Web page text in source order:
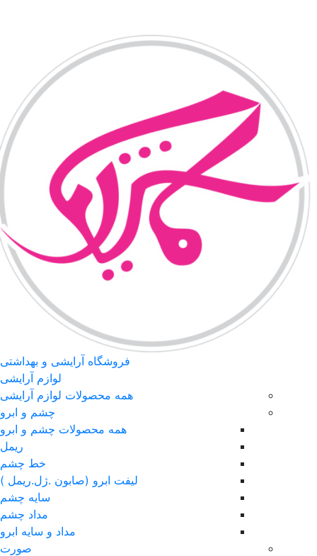
فروشگاه آرایشی و بهداشتی
لوازم آرایشی
همه محصولات لوازم آرایشی
چشم و ابرو
همه محصولات چشم و ابرو
ریمل
خط چشم
لیفت ابرو (صابون .ژل.ریمل )
سایه چشم
مداد چشم
مداد و سایه ابرو
صورت